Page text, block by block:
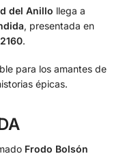
del Anillo llega a
, presentada en
.
para los amantes de
épicas.
Frodo Bolsón